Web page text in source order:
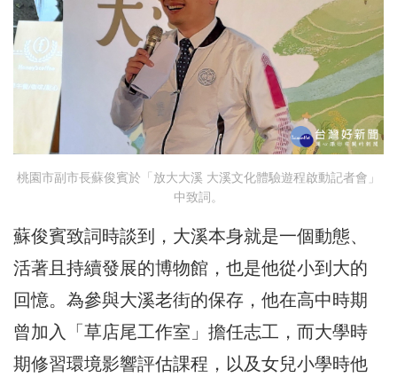
桃園市副市長蘇俊賓於「放大大溪 大溪文化體驗遊程啟動記者會」
中致詞。
蘇俊賓致詞時談到，大溪本身就是一個動態、
活著且持續發展的博物館，也是他從小到大的
回憶。為參與大溪老街的保存，他在高中時期
曾加入「草店尾工作室」擔任志工，而大學時
期修習環境影響評估課程，以及女兒小學時他